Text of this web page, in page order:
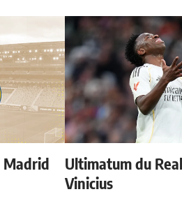
Madrid
Ultimatum du
Vinicius